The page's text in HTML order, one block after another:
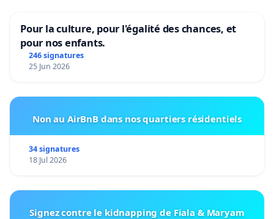
Pour la culture, pour l'égalité des chances, et
pour nos enfants.
246 signatures
25 Jun 2026
Non au AirBnB dans nos quartiers résidentiels
34 signatures
18 Jul 2026
Signez contre le kidnapping de Fiala & Maryam